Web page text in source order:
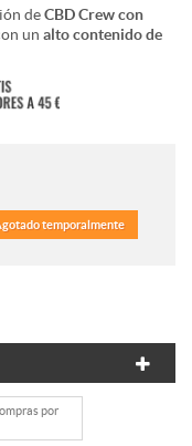
deCBD Crew con
un alto contenido de
temporalmente
por